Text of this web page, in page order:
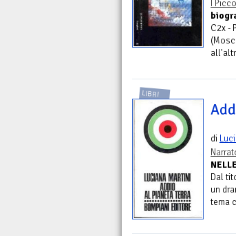
I
C2x -
LIBRI
di
Dal
un
tema